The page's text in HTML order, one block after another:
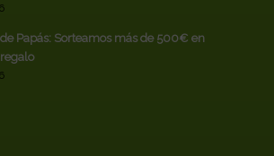
Papás: Sorteamos más de 500€ en